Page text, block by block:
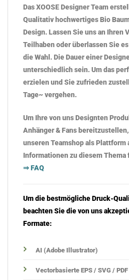
DasXOOSEDesigner Team
Qualitativ hochwertiges Bio
Design. Lassen Sie uns an Ihren
Teilhaben oder überlassen Sie
die Wahl. Die Dauer einer
unterschiedlich sein. Um das
erzielen und Sie zufrieden
Tage~ vergehen.
Um Ihre von uns Designten
Anhänger & Fans
unserenTeamshop als Plattform
Informationen zu diesem
⇒ FAQ
Um die bestmögliche Druck-
beachten Sie die von uns
Formate:
AI (Adobe Illustrator)
Vectorbasierte EPS / SVG / PDF